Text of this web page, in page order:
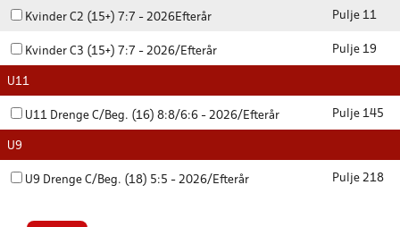
Kvinder C2 (15+) 7:7 - 2026Efterår Pulje 11
Kvinder C3 (15+) 7:7 - 2026/Efterår Pulje 19
U11
U11 Drenge C/Beg. (16) 8:8/6:6 - 2026/Efterår Pulje 145
U9
U9 Drenge C/Beg. (18) 5:5 - 2026/Efterår Pulje 218